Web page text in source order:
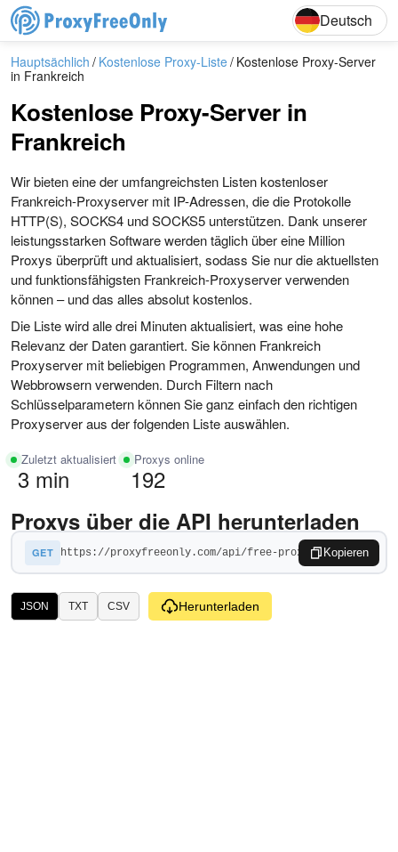
EnglishDeutsch
Deutsch
Hauptsächlich Kostenlose Proxy-Liste Kostenlose Proxy-Server
in Frankreich
Kostenlose Proxy-Server in
Frankreich
Wir bieten eine der umfangreichsten Listen kostenloser
Frankreich-Proxyserver mit IP-Adressen, die die Protokolle
HTTP(S), SOCKS4 und SOCKS5 unterstützen. Dank unserer
leistungsstarken Software werden täglich über eine Million
Proxys überprüft und aktualisiert, sodass Sie nur die aktuellsten
und funktionsfähigsten Frankreich-Proxyserver verwenden
können – und das alles absolut kostenlos.
Die Liste wird alle drei Minuten aktualisiert, was eine hohe
Relevanz der Daten garantiert. Sie können Frankreich
Proxyserver mit beliebigen Programmen, Anwendungen und
Webbrowsern verwenden. Durch Filtern nach
Schlüsselparametern können Sie ganz einfach den richtigen
Proxyserver aus der folgenden Liste auswählen.
Zuletzt aktualisiert
3 min
Proxys online
192
Proxys über die API herunterladen
GET Kopieren
JSON TXT CSV Herunterladen